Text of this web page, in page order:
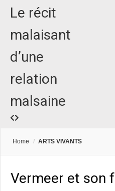
Le récit
malaisant
d’une
relation
malsaine
Home / ARTS VIVANTS
Vermeer et son